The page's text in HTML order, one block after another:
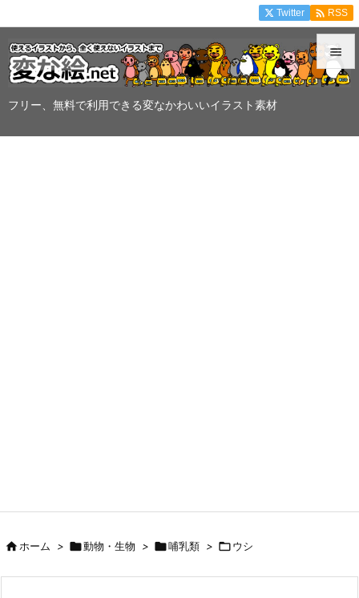
フリー、無料で利用できる変なかわいいイラスト素材


Twitter  RSS
ホーム > 動物・生物 > 哺乳類 > ウシ